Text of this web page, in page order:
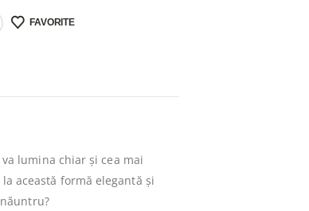
FAVORITE
lumina chiar și cea mai
această formă elegantă și